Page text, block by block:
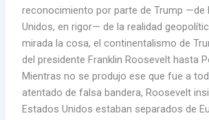
reconocimiento por parte de Trump —de
Unidos, en rigor— de la realidad
mirada la cosa, el continentalismo de
del presidente Franklin Roosevelt hasta
Mientras no se produjo ese que fue a
atentado de falsa bandera, Roosevelt
Estados Unidos estaban separados de